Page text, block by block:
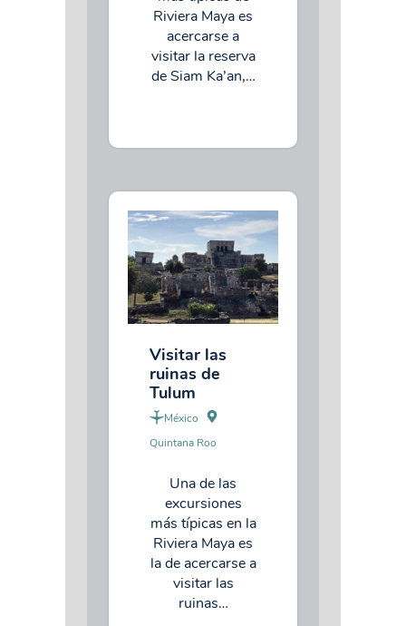
Riviera Maya es
acercarse a
visitar la reserva
de Siam Ka’an,…
Visitar las
ruinas de
Tulum
México
Quintana Roo
Una de las
excursiones
más típicas en la
Riviera Maya es
la de acercarse a
visitar las
ruinas…